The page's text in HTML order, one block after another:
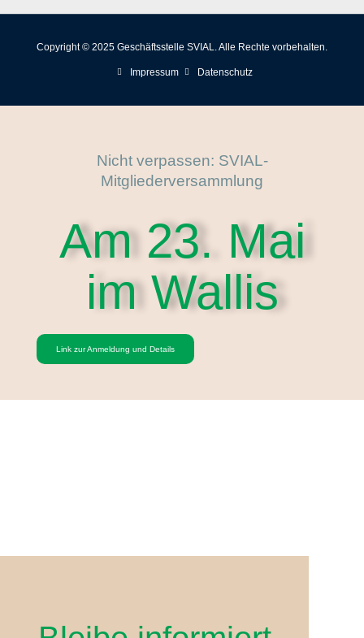
Copyright © 2025 Geschäftsstelle SVIAL. Alle Rechte vorbehalten.
Impressum Datenschutz
Nicht verpassen: SVIAL-
Mitgliederversammlung
Am 23. Mai
im Wallis
Link zur Anmeldung und Details